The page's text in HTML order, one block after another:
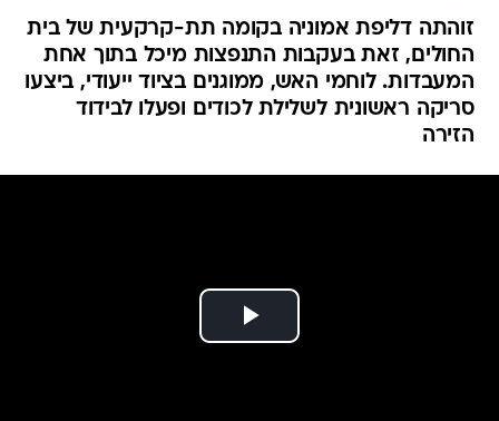
זוהתה דליפת אמוניה בקומה תת-קרקעית של בית
החולים, זאת בעקבות התנפצות מיכל בתוך אחת
המעבדות. לוחמי האש, ממוגנים בציוד ייעודי, ביצעו
סריקה ראשונית לשלילת לכודים ופעלו לבידוד
הזירה